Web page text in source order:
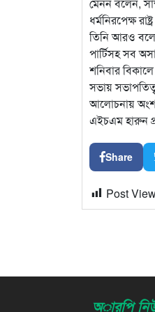
ধর্মনিরপেক্ষ
তিনি আরও
পার্টিসহ সব
শনিবার
সভায়
আলোচনায়
এইচএম হারুন
Share
Post
অারপি